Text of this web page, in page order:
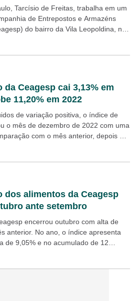
Tarcísio de Freitas, trabalha em um
de Entrepostos e Armazéns
do bairro da Vila Leopoldina, na
Ceagesp cai 3,13% em
11,20% em 2022
de variação positiva, o índice de
o mês de dezembro de 2022 com uma
com o mês anterior, depois de
dos alimentos da Ceagesp
ante setembro
encerrou outubro com alta de
anterior. No ano, o índice apresenta
de 9,05% e no acumulado de 12